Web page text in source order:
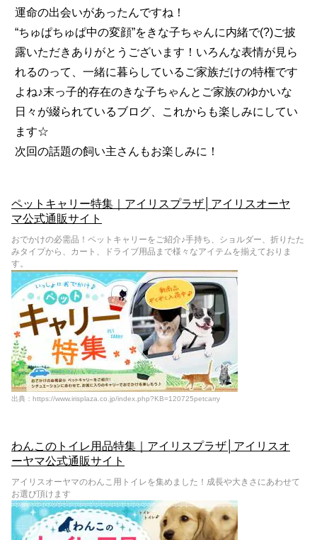
運命の出会いがあったんですね！
“ちゅぱちゅぱ中の変顔”をきな子ちゃんに内緒で(?)ご披
露いただきありがとうございます！いろんな表情が見ら
れるのって、一緒に暮らしているご家族だけの特権です
よね♪末っ子的存在のきな子ちゃんとご家族のゆかいな
日々が綴られているブログ、これからも楽しみにしてい
ます☆
次回の話題の飼い主さんもお楽しみに！
ペットキャリー特集｜アイリスプラザ│アイリスオーヤ
マ公式通販サイト
おでかけの必需品！ペットキャリーをご紹介♪手持ち、ショルダー、折りたた
みタイプから、カート、ドライブ用品まで様々なアイテムを揃えておりま
す。
出典：https://www.irisplaza.co.jp/index.php?KB=120725petcarry
わんこのトイレ用品特集｜アイリスプラザ│アイリスオ
ーヤマ公式通販サイト
アイリスオーヤマのわんこ用トイレを集めました！成長や大きさにあわせて
お選び頂けます